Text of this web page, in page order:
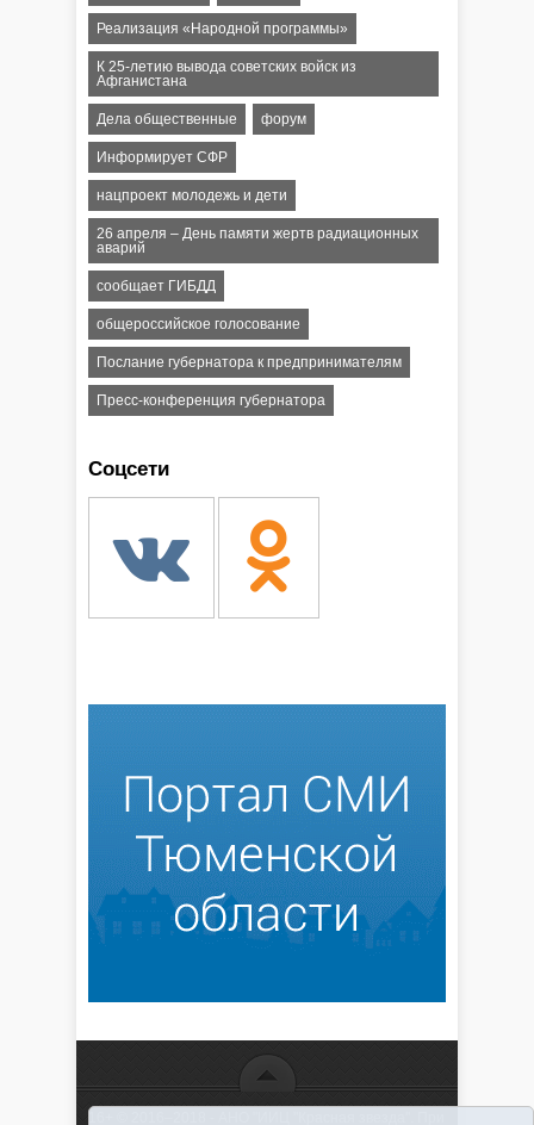
Реализация «Народной программы»
К 25-летию вывода советских войск из
Афганистана
Дела общественные форум
Информирует СФР
нацпроект молодежь и дети
26 апреля – День памяти жертв радиационных
аварий
сообщает ГИБДД
общероссийское голосование
Послание губернатора к предпринимателям
Пресс-конференция губернатора
Соцсети